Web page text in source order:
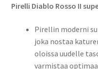
Pirelli Diablo Rosso II
Pirellin moderni
joka nostaa
oloissa uudelle
varmistaa